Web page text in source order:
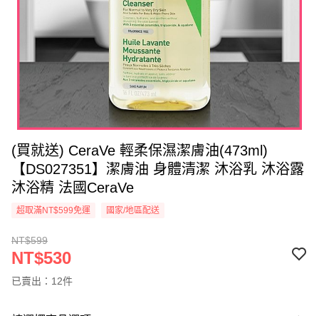
(買就送) CeraVe 輕柔保濕潔膚油(473ml)
【DS027351】潔膚油 身體清潔 沐浴乳 沐浴露
沐浴精 法國CeraVe
超取滿NT$599免運 國家/地區配送
NT$599
NT$530
已賣出：12件